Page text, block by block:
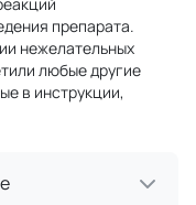
препарата.
нежелательных
любые другие
в инструкции,